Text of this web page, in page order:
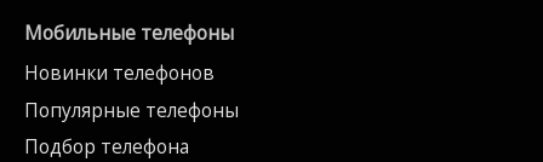
Мобильные телефоны
Новинки телефонов
Популярные телефоны
Подбор телефона